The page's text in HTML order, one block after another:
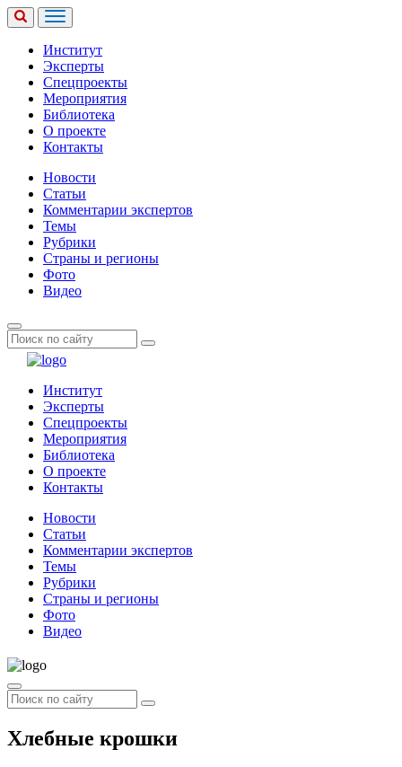
Институт
Эксперты
Спецпроекты
Мероприятия
Библиотека
О проекте
Контакты
Новости
Статьи
Комментарии экспертов
Темы
Рубрики
Страны и регионы
Фото
Видео
Институт
Эксперты
Спецпроекты
Мероприятия
Библиотека
О проекте
Контакты
Новости
Статьи
Комментарии экспертов
Темы
Рубрики
Страны и регионы
Фото
Видео
Хлебные крошки